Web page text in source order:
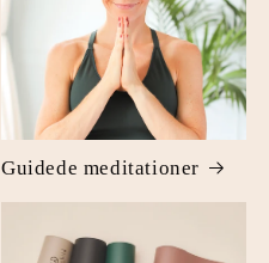
Guidede meditationer